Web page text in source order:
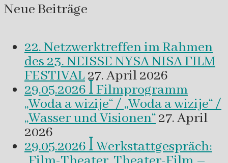
Neue Beiträge
22. Netzwerktreffen im Rahmen
des 23. NEISSE NYSA NISA FILM
FESTIVAL27. April 2026
29.05.2026 ꟾ Filmprogramm
„Woda a wizije“ / „Woda a wizije“ /
„Wasser und Visionen“27. April
2026
29.05.2026 ꟾ Werkstattgespräch: